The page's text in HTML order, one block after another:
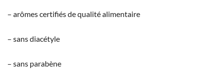
– arômes certifiés de qualité alimentaire
– sans diacétyle
– sans parabène